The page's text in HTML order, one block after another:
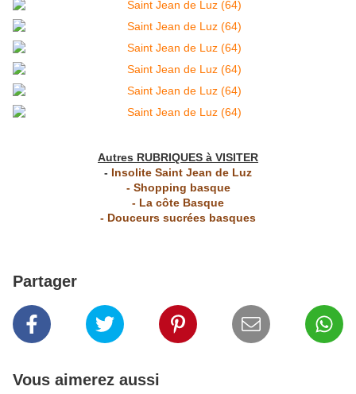
Autres RUBRIQUES à VISITER
- Insolite Saint Jean de Luz
-Shopping basque
- La côte Basque
- Douceurs sucrées basques
Partager
Vous aimerez aussi